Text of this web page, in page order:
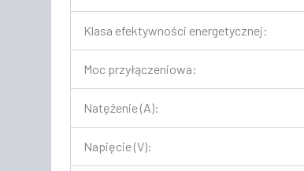
Klasa efektywności energetycznej:
Moc przyłączeniowa:
Natężenie (A):
Napięcie (V):